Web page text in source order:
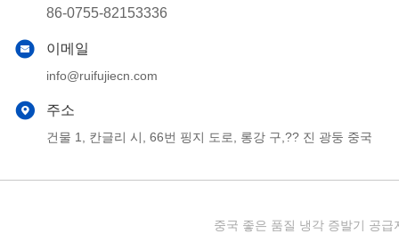
86-0755-82153336
이메일
info@ruifujiecn.com
주소
건물 1, 칸글리 시, 66번 핑지 도로, 롱강 구,?? 진 광둥 중국
중국 좋은 품질 냉각 증발기 공